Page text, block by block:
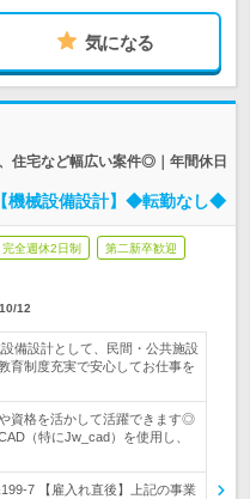
気になる
住宅など幅広い案件◎｜年間休日
機械設備設計】◆転勤なし◆
完全週休2日制 第二新卒歓迎
12
備設計として、民間・公共施設
育制度充実で安心してお仕事を
資格を活かして活躍できます◎
（特にJw_cad）を使用し、
7 【雇入れ直後】上記の事業